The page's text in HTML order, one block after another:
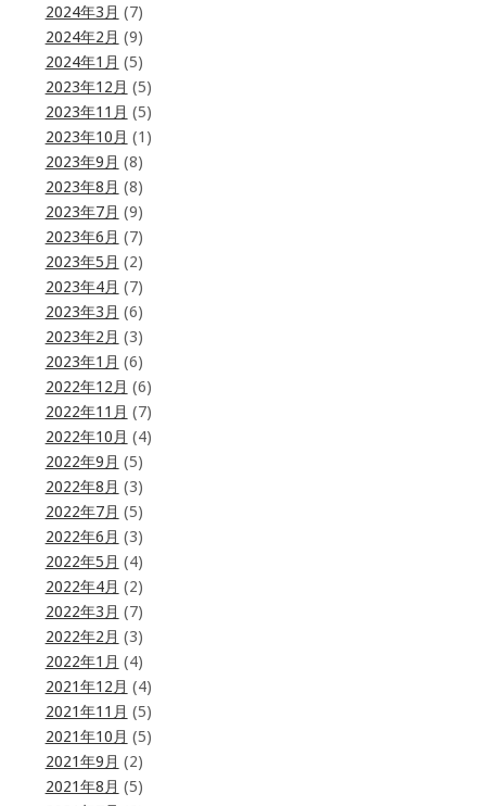
2024年3月 (7)
2024年2月 (9)
2024年1月 (5)
2023年12月 (5)
2023年11月 (5)
2023年10月 (1)
2023年9月 (8)
2023年8月 (8)
2023年7月 (9)
2023年6月 (7)
2023年5月 (2)
2023年4月 (7)
2023年3月 (6)
2023年2月 (3)
2023年1月 (6)
2022年12月 (6)
2022年11月 (7)
2022年10月 (4)
2022年9月 (5)
2022年8月 (3)
2022年7月 (5)
2022年6月 (3)
2022年5月 (4)
2022年4月 (2)
2022年3月 (7)
2022年2月 (3)
2022年1月 (4)
2021年12月 (4)
2021年11月 (5)
2021年10月 (5)
2021年9月 (2)
2021年8月 (5)